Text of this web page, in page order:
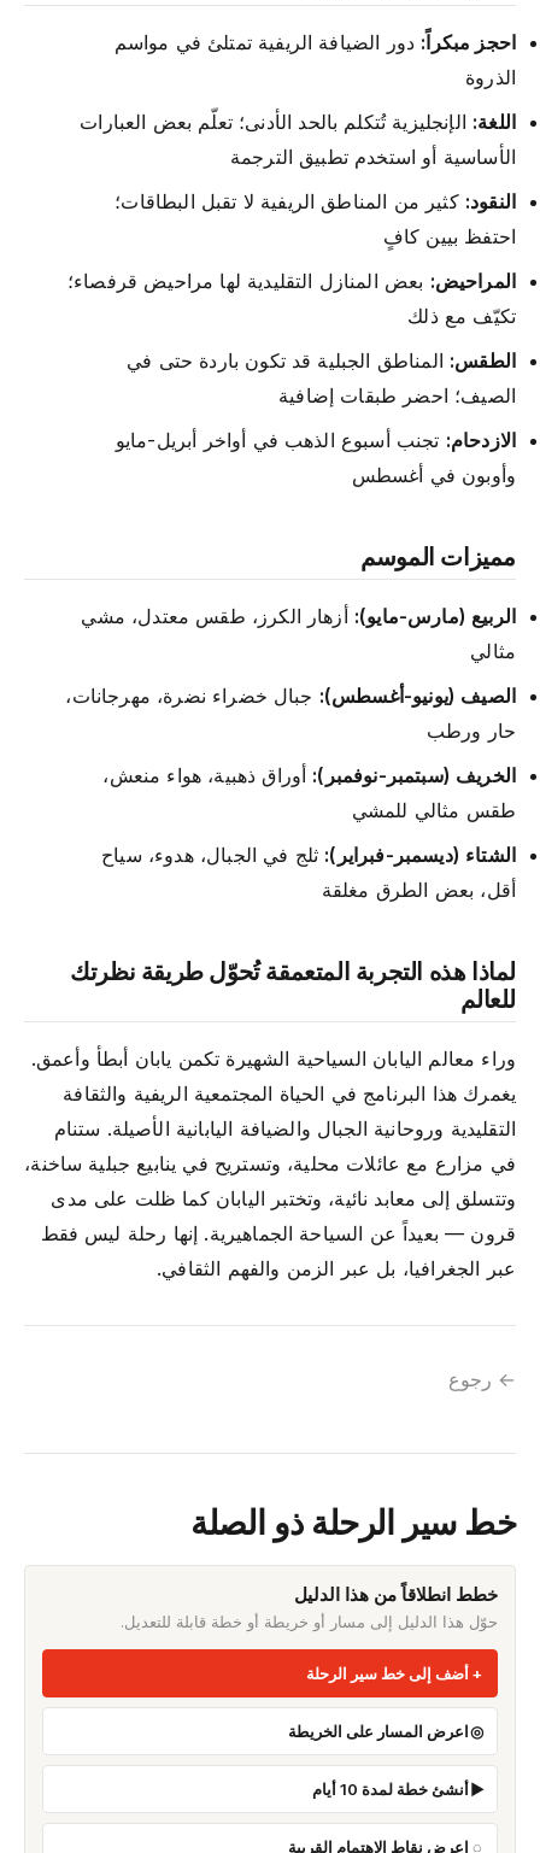
احجز مبكراً: دور الضيافة الريفية تمتلئ في مواسم
الذروة
اللغة: الإنجليزية تُتكلم بالحد الأدنى؛ تعلّم بعض العبارات
الأساسية أو استخدم تطبيق الترجمة
النقود: كثير من المناطق الريفية لا تقبل البطاقات؛
احتفظ بيين كافٍ
المراحيض: بعض المنازل التقليدية لها مراحيض قرفصاء؛
تكيّف مع ذلك
الطقس: المناطق الجبلية قد تكون باردة حتى في
الصيف؛ احضر طبقات إضافية
الازدحام: تجنب أسبوع الذهب في أواخر أبريل-مايو
وأوبون في أغسطس
مميزات الموسم
الربيع (مارس-مايو): أزهار الكرز، طقس معتدل، مشي
مثالي
الصيف (يونيو-أغسطس): جبال خضراء نضرة، مهرجانات،
حار ورطب
الخريف (سبتمبر-نوفمبر): أوراق ذهبية، هواء منعش،
طقس مثالي للمشي
الشتاء (ديسمبر-فبراير): ثلج في الجبال، هدوء، سياح
أقل، بعض الطرق مغلقة
لماذا هذه التجربة المتعمقة تُحوّل طريقة نظرتك
للعالم
وراء معالم اليابان السياحية الشهيرة تكمن يابان أبطأ وأعمق.
يغمرك هذا البرنامج في الحياة المجتمعية الريفية والثقافة
التقليدية وروحانية الجبال والضيافة اليابانية الأصيلة. ستنام
في مزارع مع عائلات محلية، وتستريح في ينابيع جبلية ساخنة،
وتتسلق إلى معابد نائية، وتختبر اليابان كما ظلت على مدى
قرون — بعيداً عن السياحة الجماهيرية. إنها رحلة ليس فقط
عبر الجغرافيا، بل عبر الزمن والفهم الثقافي.
← رجوع
خط سير الرحلة ذو الصلة
خطط انطلاقاً من هذا الدليل
حوّل هذا الدليل إلى مسار أو خريطة أو خطة قابلة للتعديل.
أضف إلى خط سير الرحلة
اعرض المسار على الخريطة
أنشئ خطة لمدة 10 أيام
اعرض نقاط الاهتمام القريبة